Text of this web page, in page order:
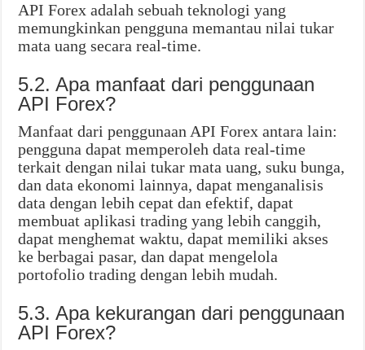
API Forex adalah sebuah teknologi yang
memungkinkan pengguna memantau nilai tukar
mata uang secara real-time.
5.2. Apa manfaat dari penggunaan
API Forex?
Manfaat dari penggunaan API Forex antara lain:
pengguna dapat memperoleh data real-time
terkait dengan nilai tukar mata uang, suku bunga,
dan data ekonomi lainnya, dapat menganalisis
data dengan lebih cepat dan efektif, dapat
membuat aplikasi trading yang lebih canggih,
dapat menghemat waktu, dapat memiliki akses
ke berbagai pasar, dan dapat mengelola
portofolio trading dengan lebih mudah.
5.3. Apa kekurangan dari penggunaan
API Forex?